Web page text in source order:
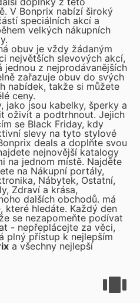
V Bonprix nabízí široký
speciálních akcí a
velkých nákupních
obuv je vždy žádaným
největších slevových akcí,
jednou z nejprodávanějších
zařazuje obuv do svých
nabídek, takže si můžete
ceny.
jako jsou kabelky, šperky a
oživit a podtrhnout. Jejich
se Black Friday, kdy
slevy na tyto stylové
deals a doplňte svou
nejnovější katalogy
na jednom místě. Najděte
na Nákupní portály,
Nábytek, Ostatní,
Zdraví a krása,
dalších obchodů. má
které hledáte. Každý den
se nezapomeňte podívat
- nepřeplácejte za věci,
plný přístup k nejlepším
a všechny nejlepší